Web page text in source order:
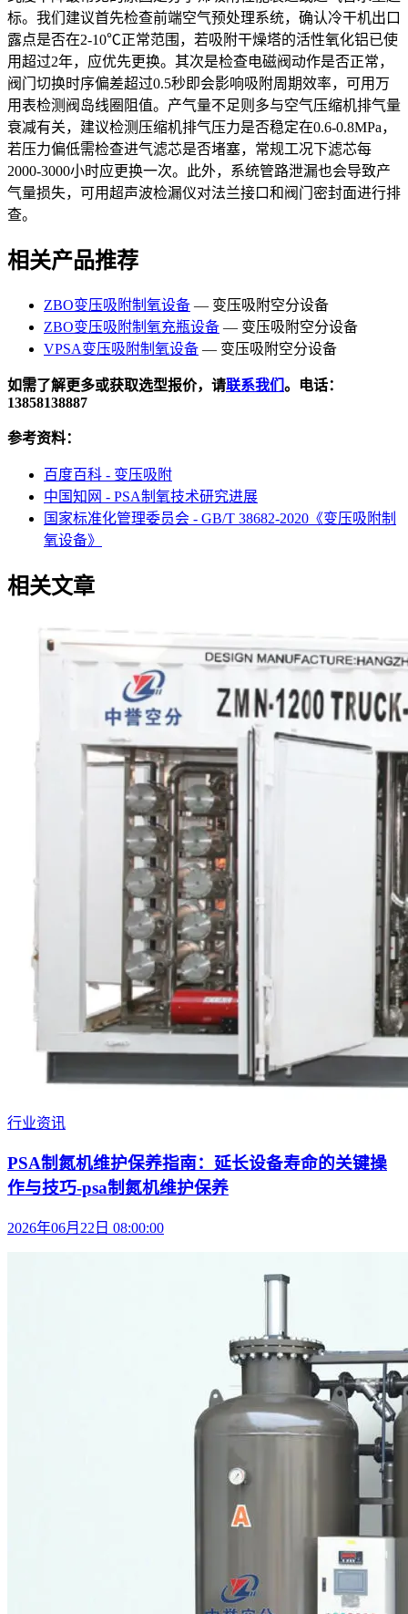
标。我们建议首先检查前端空气预处理系统，确认冷干机出口
露点是否在2-10℃正常范围，若吸附干燥塔的活性氧化铝已使
用超过2年，应优先更换。其次是检查电磁阀动作是否正常，
阀门切换时序偏差超过0.5秒即会影响吸附周期效率，可用万
用表检测阀岛线圈阻值。产气量不足则多与空气压缩机排气量
衰减有关，建议检测压缩机排气压力是否稳定在0.6-0.8MPa，
若压力偏低需检查进气滤芯是否堵塞，常规工况下滤芯每
2000-3000小时应更换一次。此外，系统管路泄漏也会导致产
气量损失，可用超声波检漏仪对法兰接口和阀门密封面进行排
查。
相关产品推荐
ZBO变压吸附制氧设备 — 变压吸附空分设备
ZBO变压吸附制氧充瓶设备 — 变压吸附空分设备
VPSA变压吸附制氧设备 — 变压吸附空分设备
如需了解更多或获取选型报价，请联系我们 。电话：
13858138887
参考资料：
百度百科 - 变压吸附
中国知网 - PSA制氧技术研究进展
国家标准化管理委员会 - GB/T 38682-2020《变压吸附制
氧设备》
相关文章
行业资讯
PSA制氮机维护保养指南：延长设备寿命的关键操
作与技巧-psa制氮机维护保养
2026年06月22日 08:00:00